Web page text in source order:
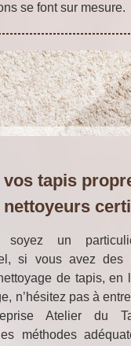
se font sur mesure.
vos tapis
nettoyeurs
soyez un
si vous avez des
de tapis, en
n’hésitez pas à
Atelier du
méthodes